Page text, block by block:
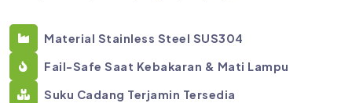
Material Stainless Steel SUS304
Fail-Safe Saat Kebakaran & Mati Lampu
Suku Cadang Terjamin Tersedia